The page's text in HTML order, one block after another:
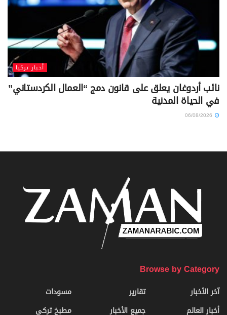
أخبار تركيا
نائب أردوغان يعلق على قانون دمج “العمال الكردستاني”
في الحياة المدنية
Browse by Category
آخر الأخبار
أخبار العالم
تقارير
جميع الأخبار
مسودات
مطبخ تركي